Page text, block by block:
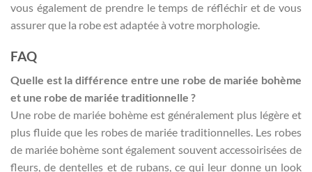
vous également de prendre le temps de réfléchir et de vous
assurer que la robe est adaptée à votre morphologie.
FAQ
Quelle est la différence entre une robe de mariée bohème
et une robe de mariée traditionnelle ?
Une robe de mariée bohème est généralement plus légère et
plus fluide que les robes de mariée traditionnelles. Les robes
de mariée bohème sont également souvent accessoirisées de
fleurs, de dentelles et de rubans, ce qui leur donne un look